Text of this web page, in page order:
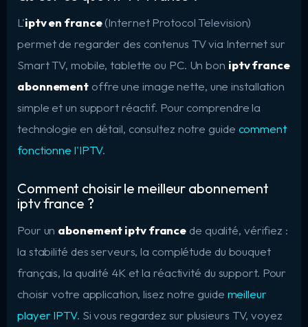
L'iptv en france(Internet Protocol Television)
permet de regarder des contenus TV via Internet sur
Smart TV, mobile, tablette ou PC. Un bon iptv france
abonnement offre une image nette, une installation
simple et un support réactif. Pour comprendre la
technologie en détail, consultez notre guide comment
fonctionne l'IPTV.
Comment choisir le meilleur abonnement
iptv france ?
Pour un abonement iptv france de qualité, vérifiez :
la stabilité des serveurs, la complétude du bouquet
français, la qualité 4K et la réactivité du support. Pour
choisir votre application, lisez notre guide meilleur
player IPTV. Si vous regardez sur plusieurs TV, voyez